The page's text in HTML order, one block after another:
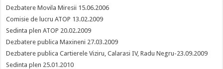
Dezbatere Movila Miresii 15.06.2006
Comisie de lucru ATOP 13.02.2009
Sedinta plen ATOP 20.02.2009
Dezbatere publica Maxineni 27.03.2009
Dezbatere publica Cartierele Viziru, Calarasi IV, Radu Negru-23.09.2009
Sedinta plen 25.01.2010